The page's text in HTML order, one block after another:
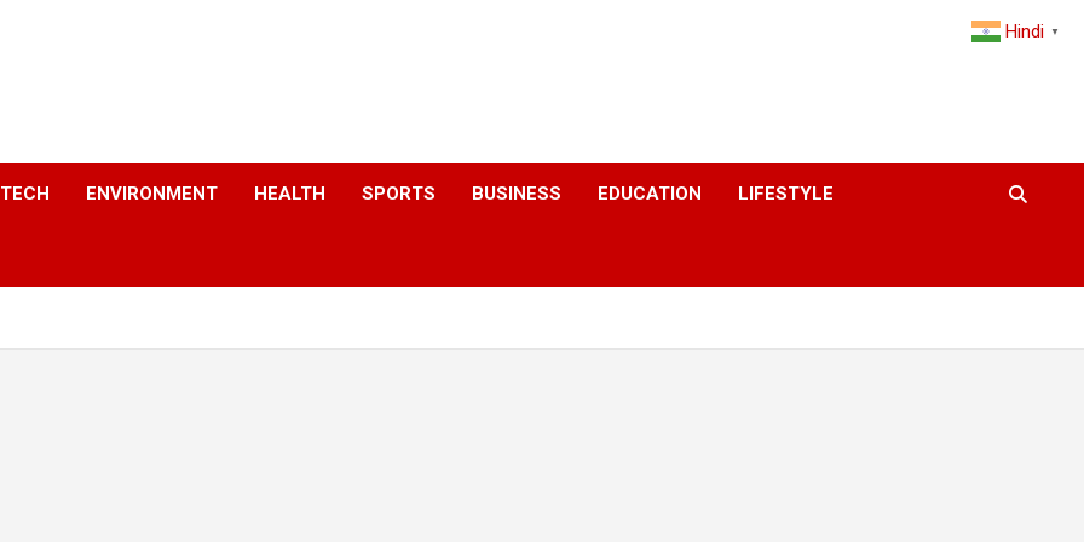
TECH ENVIRONMENT HEALTH SPORTS BUSINESS EDUCATION LIFESTYLE
Hindi ▼